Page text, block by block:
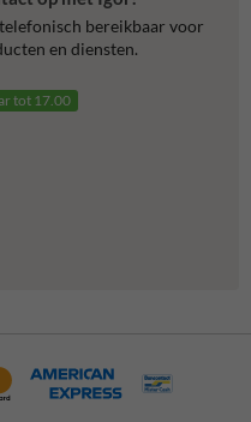
bereikbaar voor
en diensten.
tot 17.00